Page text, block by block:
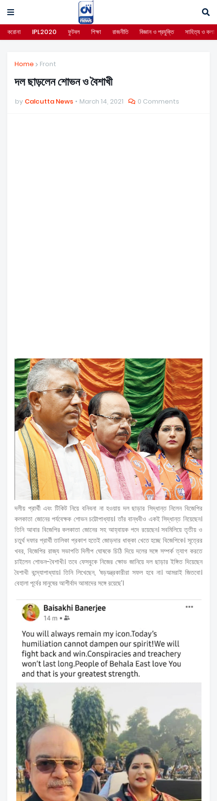
করোনা IPL2020 ফুটবল শিক্ষা রাজনীতি বিজ্ঞান ও প্রযুক্তি সাহিত্য ও কলা
Home Front
দল ছাড়লেন শোভন ও বৈশাখী
by Calcutta News March 14, 2021 0 Comments
দলীয় প্রার্থী এবং টিকিট নিয়ে বনিবনা না হওয়ায় দল ছাড়ার সিদ্ধান্ত নিলেন বিজেপির
কলকাতা জোনের পর্যবেক্ষক শোভন চট্টোপাধ্যায়। তাঁর বান্ধবীও একই সিদ্ধান্ত নিয়েছেন।
তিনি আবার বিজেপির কলকাতা জোনের সহ আহ্বায়ক পদে রয়েছেন। সবমিলিয়ে তৃতীয় ও
চতুর্থ দফার প্রার্থী তালিকা প্রকাশ হতেই জোড়দার ধাক্কা খেতে হচ্ছে বিজেপিকে। সূত্রের
খবর, বিজেপির রাজ্য সভাপতি দিলীপ ঘোষকে চিঠি দিয়ে দলের সঙ্গে সম্পর্ক ত্যাগ করতে
চাইলেন শোভন-বৈশাখী। তবে ফেসবুকে নিজের ক্ষোভ জানিয়ে দল ছাড়ার ইঙ্গিত দিয়েছেন
বৈশাখী বন্দ্যোপাধ্যায়। তিনি লিখেছেন, ‘ষড়যন্ত্রকারীরা সফল হবে না। আমরাই জিতবো।
বেহালা পূর্বের মানুষের আশীর্বাদ আমাদের সঙ্গে রয়েছে’।